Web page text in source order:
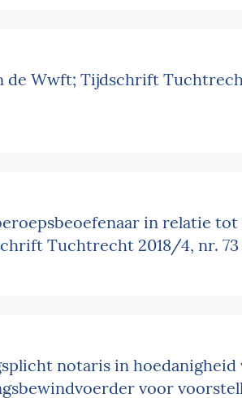
Home
de Wwft; Tijdschrift
in relatie tot
Tuchtrecht 2018/4, nr. 73
notaris in hoedanigheid
voor